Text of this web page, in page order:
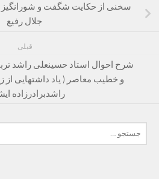
سخنی از حکایت شگفت و
جلال رفیع
قبلی
شرح احوال استاد حسینعلی راشد
و خطیب معاصر ( یاد داشتهایی از
راشدبرادرزاده
برای: